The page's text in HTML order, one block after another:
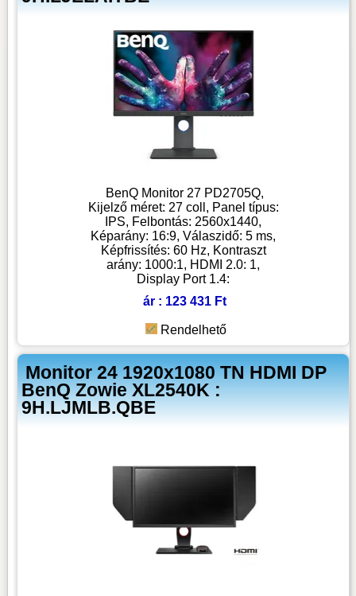
BenQ Monitor 27 PD2705Q,
Kijelző méret: 27 coll, Panel típus:
IPS, Felbontás: 2560x1440,
Képarány: 16:9, Válaszidő: 5 ms,
Képfrissítés: 60 Hz, Kontraszt
arány: 1000:1, HDMI 2.0: 1,
Display Port 1.4:
ár : 123 431 Ft
Rendelhető
Monitor 24 1920x1080 TN HDMI DP
BenQ Zowie XL2540K :
9H.LJMLB.QBE